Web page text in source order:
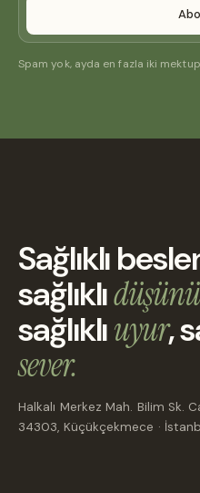
Spam yok, ayda en fazla iki
Sağlıklı
sağlıklı
sağlıklıuyur,
sever.
Halkalı Merkez Mah. Bilim Sk.
34303, Küçükçekmece ·